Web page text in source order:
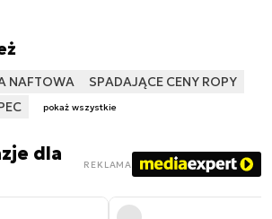
NAFTOWA
SPADAJĄCE CENY ROPY
pokaż wszystkie
dla
REKLAMA